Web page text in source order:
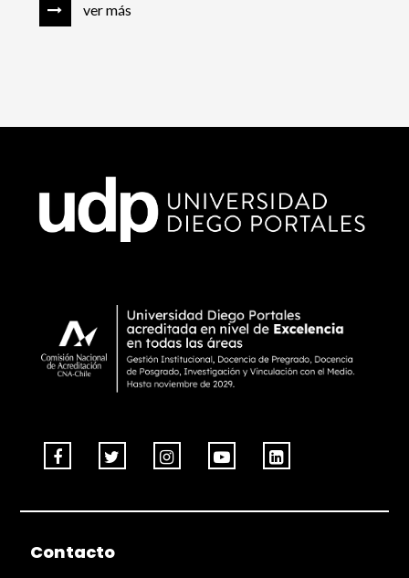
ver más
Contacto